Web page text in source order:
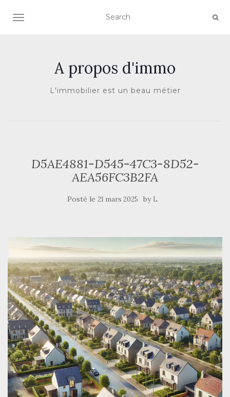
AFFICHER/MASQUER LA NAVIGATION
A propos d'immo
L'immobilier est un beau métier
D5AE4881-D545-47C3-8D52-
AEA56FC3B2FA
Posté le 21 mars 2025 by L